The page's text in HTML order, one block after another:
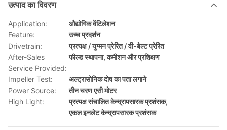
उत्पाद का विवरण
Application:
औद्योगिक वेंटिलेशन
Feature:
उच्च प्रदर्शन
Drivetrain:
प्रत्यक्ष / युग्मन प्रेरित / वी-बेल्ट प्रेरित
After-Sales
Service Provided:
फील्ड स्थापना, कमीशन और प्रशिक्षण
Impeller Test:
अल्ट्रासोनिक दोष का पता लगाने
Power Source:
तीन चरण एसी मोटर
High Light:
प्रत्यक्ष संचालित केन्द्रापसारक प्रशंसक,
एकल इनलेट केन्द्रापसारक प्रशंसक